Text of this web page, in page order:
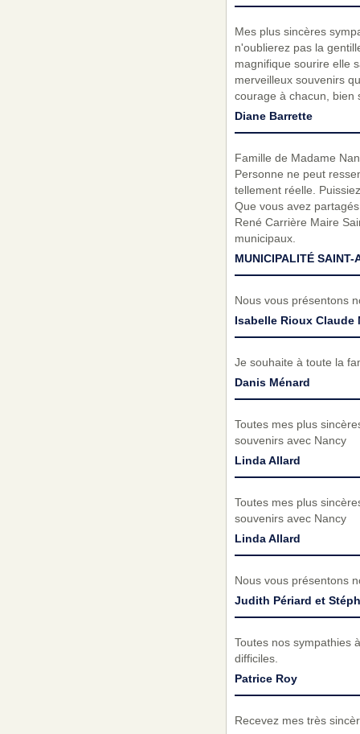
Mes plus sincères
n'oublierez pas la
magnifique sourire elle
merveilleux souvenirs
courage à chacun, bien
Diane Barrette
Famille de Madame
Personne ne peut
tellement réelle.
Que vous avez
René Carrière Maire
municipaux.
MUNICIPALITÉ SAINT-
Nous vous présentons
Isabelle Rioux Claude
Je souhaite à toute la
Danis Ménard
Toutes mes plus
souvenirs avec Nancy
Linda Allard
Toutes mes plus
souvenirs avec Nancy
Linda Allard
Nous vous présentons
Judith Périard et
Toutes nos sympathies
difficiles.
Patrice Roy
Recevez mes très